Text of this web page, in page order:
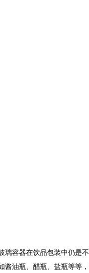
容器在饮品包装中仍是
油瓶、醋瓶、盐瓶等等